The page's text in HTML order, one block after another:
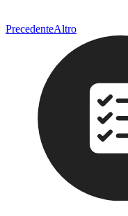
PrecedenteAltro